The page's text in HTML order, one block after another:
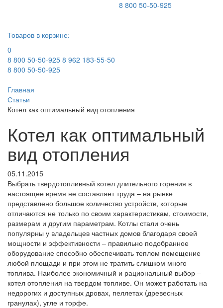
8 800 50-50-925
Товаров в корзине:
0
8 800 50-50-925 8 962 183-55-50
8 800 50-50-925
Главная
Статьи
Котел как оптимальный вид отопления
Котел как оптимальный
вид отопления
05.11.2015
Выбрать твердотопливный котел длительного горения в
настоящее время не составляет труда – на рынке
представлено большое количество устройств, которые
отличаются не только по своим характеристикам, стоимости,
размерам и другим параметрам. Котлы стали очень
популярны у владельцев частных домов благодаря своей
мощности и эффективности – правильно подобранное
оборудование способно обеспечивать теплом помещение
любой площади и при этом не тратить слишком много
топлива. Наиболее экономичный и рациональный выбор –
котел отопления на твердом топливе. Он может работать на
недорогих и доступных дровах, пеллетах (древесных
гранулах), угле и торфе.